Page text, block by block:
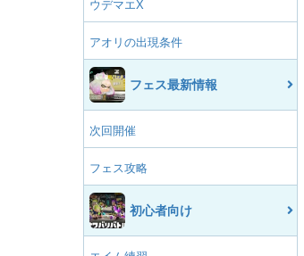
ウデマエX
アオリの出現条件
フェス最新情報
次回開催
フェス攻略
初心者向け